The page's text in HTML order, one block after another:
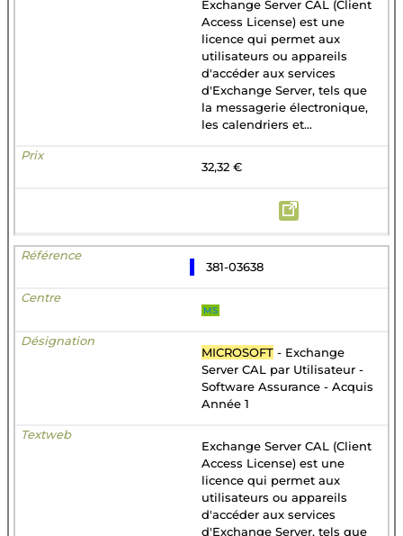
Exchange Server CAL (Client
Access License) est une
licence qui permet aux
utilisateurs ou appareils
d'accéder aux services
d'Exchange Server, tels que
la messagerie électronique,
les calendriers et...
32,32 €
381-03638
MS
MICROSOFT - Exchange
Server CAL par Utilisateur -
Software Assurance - Acquis
Année 1
Exchange Server CAL (Client
Access License) est une
licence qui permet aux
utilisateurs ou appareils
d'accéder aux services
d'Exchange Server, tels que